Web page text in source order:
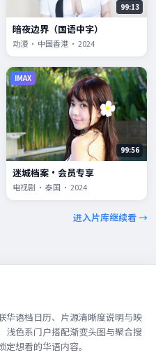
99:13
暗夜边界（国语中字）
动漫 · 中国香港 · 2024
IMAX
99:56
迷城档案·会员专享
电视剧 · 泰国 · 2024
进入片库继续看 →
华语档日历、片源清晰度说明与映
浅色系门户搭配渐变头图与聚合搜
想看的华语内容。